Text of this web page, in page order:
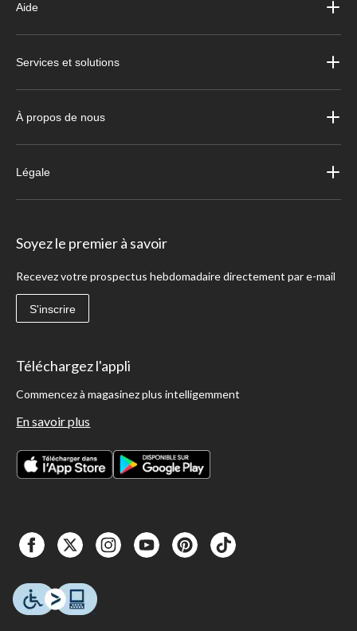
Aide
Services et solutions
À propos de nous
Légale
Soyez le premier à savoir
Recevez votre prospectus hebdomadaire directement par e-mail
S'inscrire
Téléchargez l'appli
Commencez à magasinez plus intelligemment
En savoir plus